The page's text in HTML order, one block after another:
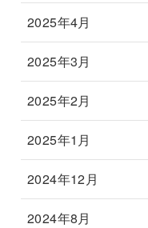
2025年4月
2025年3月
2025年2月
2025年1月
2024年12月
2024年8月